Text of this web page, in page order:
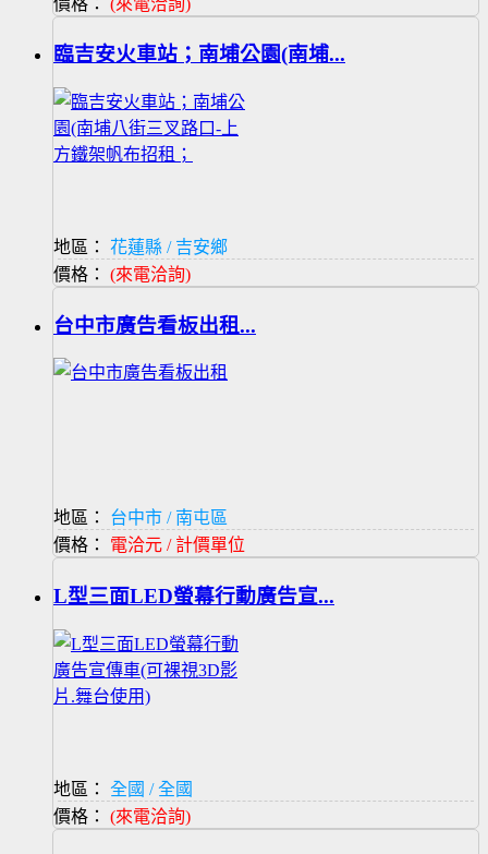
臨吉安火車站；南埔公園(南埔...
地區：
花蓮縣 / 吉安鄉
價格： (來電洽詢)
台中市廣告看板出租...
地區：
台中市 / 南屯區
價格： 電洽元 / 計價單位
L型三面LED螢幕行動廣告宣...
地區：
全國 / 全國
價格： (來電洽詢)